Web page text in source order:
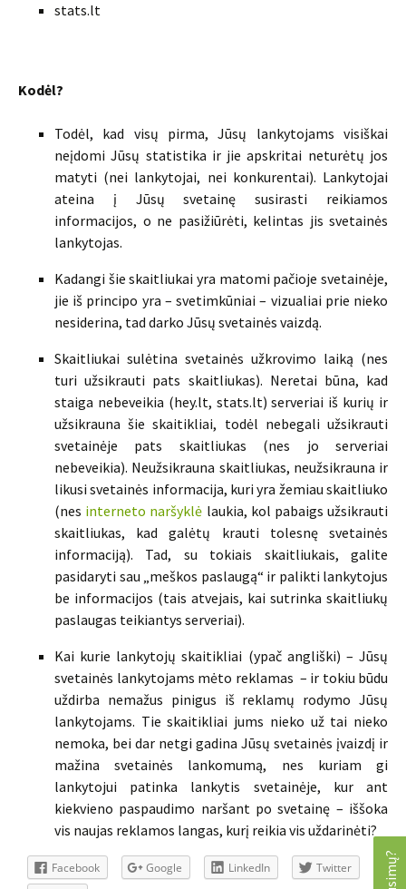
stats.lt
Kodėl?
Todėl, kad visų pirma, Jūsų lankytojams visiškai
neįdomi Jūsų statistika ir jie apskritai neturėtų jos
matyti (nei lankytojai, nei konkurentai). Lankytojai
ateina į Jūsų svetainę susirasti reikiamos
informacijos, o ne pasižiūrėti, kelintas jis svetainės
lankytojas.
Kadangi šie skaitliukai yra matomi pačioje svetainėje,
jie iš principo yra – svetimkūniai – vizualiai prie nieko
nesiderina, tad darko Jūsų svetainės vaizdą.
Skaitliukai sulėtina svetainės užkrovimo laiką (nes
turi užsikrauti pats skaitliukas). Neretai būna, kad
staiga nebeveikia (hey.lt, stats.lt) serveriai iš kurių ir
užsikrauna šie skaitikliai, todėl nebegali užsikrauti
svetainėje pats skaitliukas (nes jo serveriai
nebeveikia). Neužsikrauna skaitliukas, neužsikrauna ir
likusi svetainės informacija, kuri yra žemiau skaitliuko
(nes interneto naršyklė laukia, kol pabaigs užsikrauti
skaitliukas, kad galėtų krauti tolesnę svetainės
informaciją). Tad, su tokiais skaitliukais, galite
pasidaryti sau „meškos paslaugą“ ir palikti lankytojus
be informacijos (tais atvejais, kai sutrinka skaitliukų
paslaugas teikiantys serveriai).
Kai kurie lankytojų skaitikliai (ypač angliški) – Jūsų
svetainės lankytojams mėto reklamas – ir tokiu būdu
uždirba nemažus pinigus iš reklamų rodymo Jūsų
lankytojams. Tie skaitikliai jums nieko už tai nieko
nemoka, bei dar netgi gadina Jūsų svetainės įvaizdį ir
mažina svetainės lankomumą, nes kuriam gi
lankytojui patinka lankytis svetainėje, kur ant
kiekvieno paspaudimo naršant po svetainę – iššoka
vis naujas reklamos langas, kurį reikia vis uždarinėti?
Facebook Google LinkedIn
Twitter